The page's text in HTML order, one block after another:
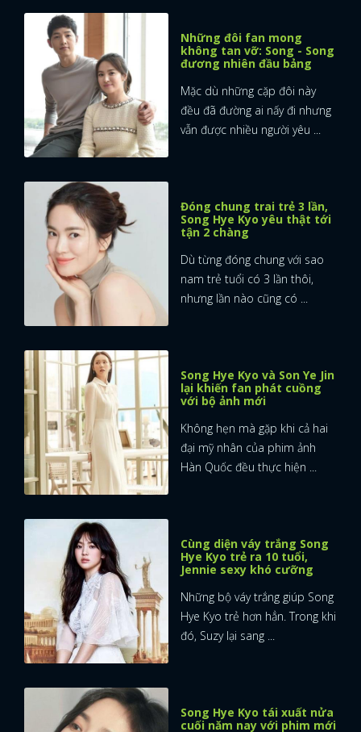
Những đôi fan mong
không tan vỡ: Song - Song
đương nhiên đầu bảng
Mặc dù những cặp đôi này
đều đã đường ai nấy đi nhưng
vẫn được nhiều người yêu ...
Đóng chung trai trẻ 3 lần,
Song Hye Kyo yêu thật tới
tận 2 chàng
Dù từng đóng chung với sao
nam trẻ tuổi có 3 lần thôi,
nhưng lần nào cũng có ...
Song Hye Kyo và Son Ye Jin
lại khiến fan phát cuồng
với bộ ảnh mới
Không hẹn mà gặp khi cả hai
đại mỹ nhân của phim ảnh
Hàn Quốc đều thực hiện ...
Cùng diện váy trắng Song
Hye Kyo trẻ ra 10 tuổi,
Jennie sexy khó cưỡng
Những bộ váy trắng giúp Song
Hye Kyo trẻ hơn hẳn. Trong khi
đó, Suzy lại sang ...
Song Hye Kyo tái xuất nửa
cuối năm nay với phim mới